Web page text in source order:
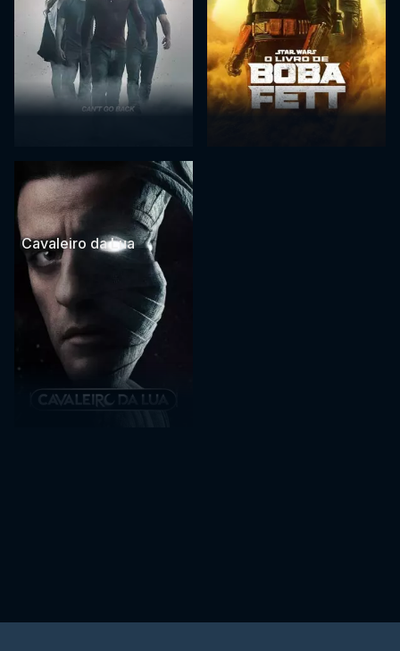
Cavaleiro da Lua